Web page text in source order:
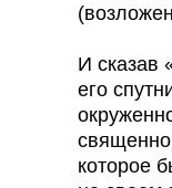
И сказав
его
которое